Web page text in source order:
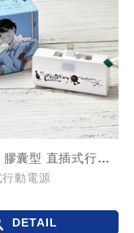
【南山中學】膠囊型 直插式行動電源 V1
動電源
DETAIL